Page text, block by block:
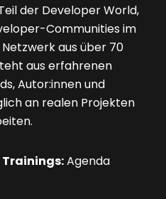
der Developer World,
Communities im
aus über 70
aus erfahrenen
Autor:innen und
an realen Projekten
Agenda